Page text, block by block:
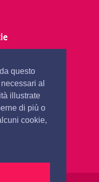
questo
al
illustrate
di più o
cookie,